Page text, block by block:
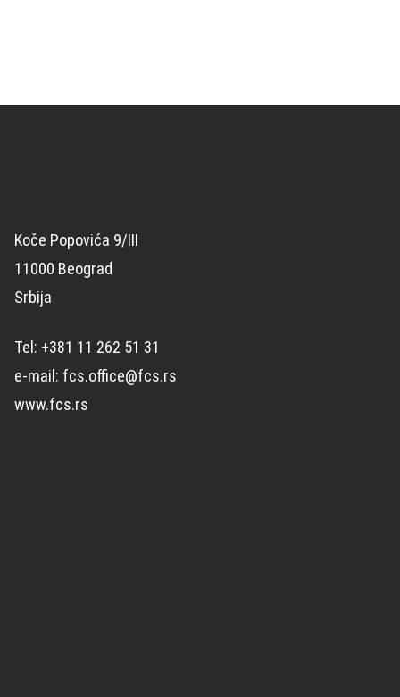
Koče Popovića 9/III
11000 Beograd
Srbija
Tel: +381 11 262 51 31
e-mail: fcs.office@fcs.rs
www.fcs.rs